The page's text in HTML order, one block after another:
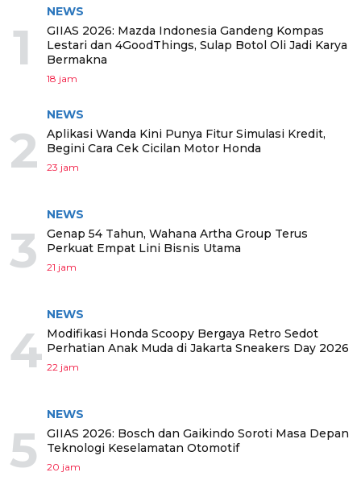
1
NEWS
GIIAS 2026: Mazda Indonesia Gandeng Kompas
Lestari dan 4GoodThings, Sulap Botol Oli Jadi Karya
Bermakna
18 jam
2
NEWS
Aplikasi Wanda Kini Punya Fitur Simulasi Kredit,
Begini Cara Cek Cicilan Motor Honda
23 jam
3
NEWS
Genap 54 Tahun, Wahana Artha Group Terus
Perkuat Empat Lini Bisnis Utama
21 jam
4
NEWS
Modifikasi Honda Scoopy Bergaya Retro Sedot
Perhatian Anak Muda di Jakarta Sneakers Day 2026
22 jam
5
NEWS
GIIAS 2026: Bosch dan Gaikindo Soroti Masa Depan
Teknologi Keselamatan Otomotif
20 jam